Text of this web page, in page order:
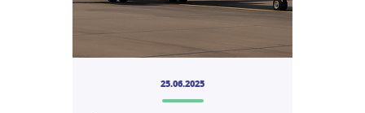
25.06.2025